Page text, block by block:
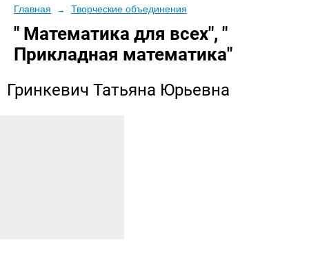
Главная → Творческие объединения
" Математика для всех", "
Прикладная математика"
Гринкевич Татьяна Юрьевна